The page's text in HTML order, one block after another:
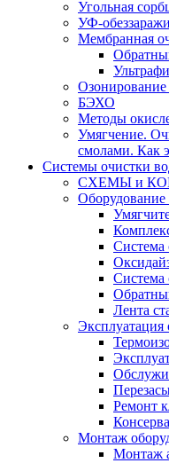
Угольная
УФ-
Мембранная
БЭХО
Методы
Умягчение.
смолами. Как
Системы очистки
СХЕМЫ и
Оборудование
Система
Система
Лента
Эксплуатация
Ремонт
Монтаж
Монтаж